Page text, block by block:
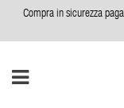
Compra in sicurezza